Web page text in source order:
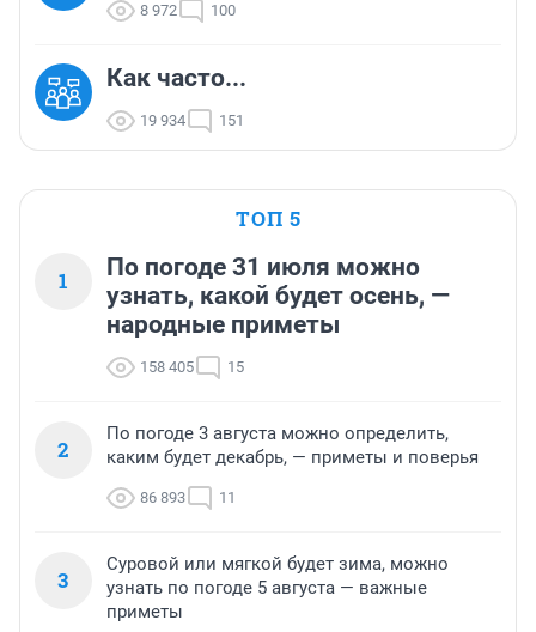
8 972 100
Как часто...
19 934 151
ТОП 5
1
По погоде 31 июля можно
узнать, какой будет осень, —
народные приметы
158 405 15
2
По погоде 3 августа можно определить,
каким будет декабрь, — приметы и поверья
86 893 11
3
Суровой или мягкой будет зима, можно
узнать по погоде 5 августа — важные
приметы